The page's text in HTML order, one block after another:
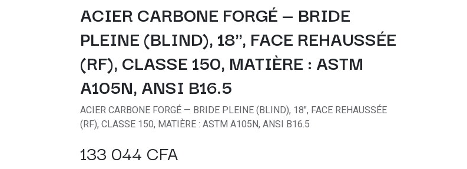
ACIER CARBONE FORGÉ — BRIDE
PLEINE (BLIND), 18", FACE REHAUSSÉE
(RF), CLASSE 150, MATIÈRE : ASTM
A105N, ANSI B16.5
ACIER CARBONE FORGÉ — BRIDE PLEINE (BLIND), 18", FACE REHAUSSÉE
(RF), CLASSE 150, MATIÈRE : ASTM A105N, ANSI B16.5
133 044 CFA